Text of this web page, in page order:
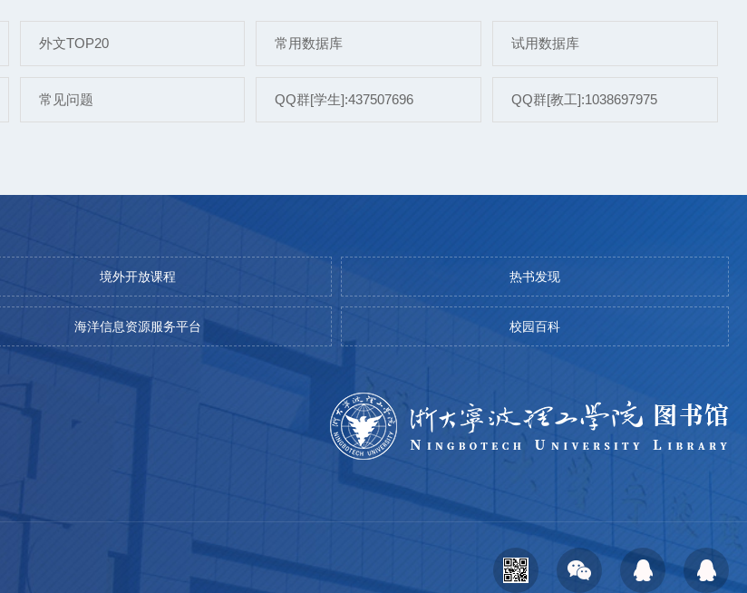
外文TOP20 常用数据库 试用数据库
常见问题 QQ群[学生]:437507696 QQ群[教工]:1038697975
境外开放课程 热书发现
海洋信息资源服务平台 校园百科